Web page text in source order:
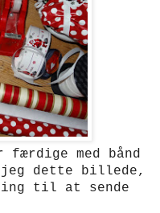
med bånd
dette billede,
til at sende